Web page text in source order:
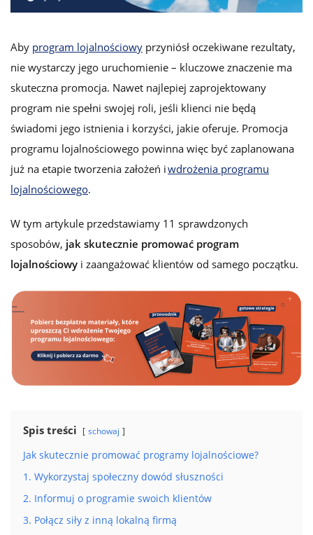
Aby program lojalnościowy przyniósł oczekiwane rezultaty,
nie wystarczy jego uruchomienie – kluczowe znaczenie ma
skuteczna promocja. Nawet najlepiej zaprojektowany
program nie spełni swojej roli, jeśli klienci nie będą
świadomi jego istnienia i korzyści, jakie oferuje. Promocja
programu lojalnościowego powinna więc być zaplanowana
już na etapie tworzenia założeń iwdrożenia programu
lojalnościowego.
W tym artykule przedstawiamy 11 sprawdzonych
sposobów, jak skutecznie promować program
lojalnościowy i zaangażować klientów od samego początku.
Spis treści schowaj
Jak skutecznie promować programy lojalnościowe?
1. Wykorzystaj społeczny dowód słuszności
2. Informuj o programie swoich klientów
3. Połącz siły z inną lokalną firmą